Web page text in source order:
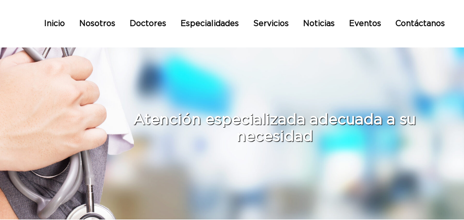
Inicio Nosotros Doctores Especialidades Servicios Noticias Eventos Contáctanos
Atención especializada adecuada a su
necesidad